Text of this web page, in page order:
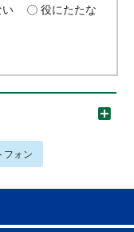
い
役にたたな
フォン